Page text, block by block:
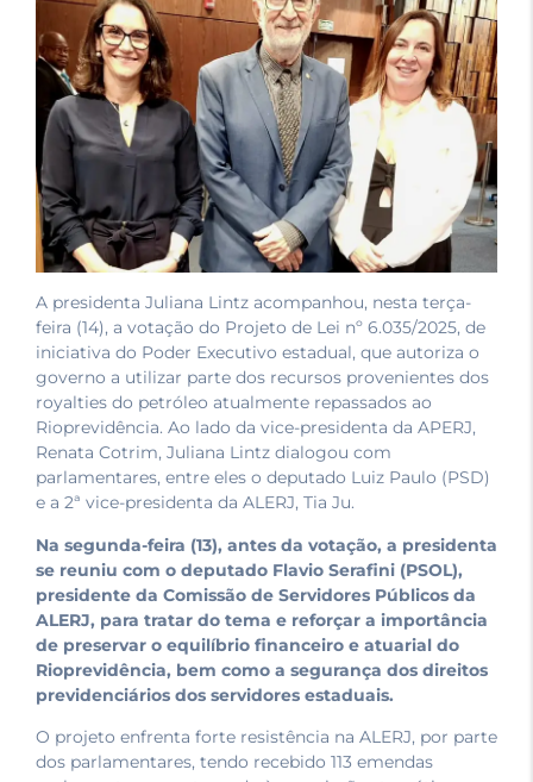
A presidenta Juliana Lintz acompanhou, nesta terça-
feira (14), a votação do Projeto de Lei nº 6.035/2025, de
iniciativa do Poder Executivo estadual, que autoriza o
governo a utilizar parte dos recursos provenientes dos
royalties do petróleo atualmente repassados ao
Rioprevidência. Ao lado da vice-presidenta da APERJ,
Renata Cotrim, Juliana Lintz dialogou com
parlamentares, entre eles o deputado Luiz Paulo (PSD)
e a 2ª vice-presidenta da ALERJ, Tia Ju.
Na segunda-feira (13), antes da votação, a presidenta
se reuniu com o deputado Flavio Serafini (PSOL),
presidente da Comissão de Servidores Públicos da
ALERJ, para tratar do tema e reforçar a importância
de preservar o equilíbrio financeiro e atuarial do
Rioprevidência, bem como a segurança dos direitos
previdenciários dos servidores estaduais.
O projeto enfrenta forte resistência na ALERJ, por parte
dos parlamentares, tendo recebido 113 emendas